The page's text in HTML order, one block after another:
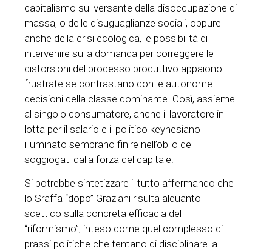
capitalismo sul versante della disoccupazione di
massa, o delle disuguaglianze sociali, oppure
anche della crisi ecologica, le possibilità di
intervenire sulla domanda per correggere le
distorsioni del processo produttivo appaiono
frustrate se contrastano con le autonome
decisioni della classe dominante. Così, assieme
al singolo consumatore, anche il lavoratore in
lotta per il salario e il politico keynesiano
illuminato sembrano finire nell’oblio dei
soggiogati dalla forza del capitale.
Si potrebbe sintetizzare il tutto affermando che
lo Sraffa “dopo” Graziani risulta alquanto
scettico sulla concreta efficacia del
“riformismo”, inteso come quel complesso di
prassi politiche che tentano di disciplinare la